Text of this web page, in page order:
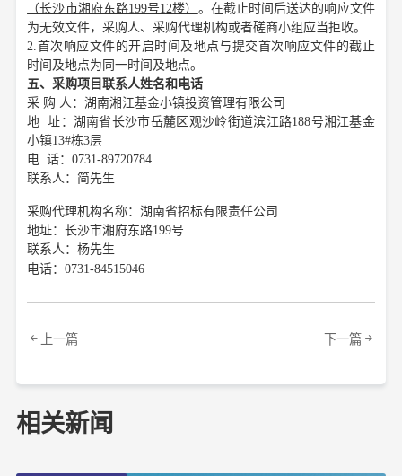
（长沙市湘府东路199号12楼） 。在截止时间后送达的响应文件
为无效文件，采购人、采购代理机构或者磋商小组应当拒收。
2.首次响应文件的开启时间及地点与提交首次响应文件的截止
时间及地点为同一时间及地点。
五、采购项目联系人姓名和电话
采 购 人：湖南湘江基金小镇投资管理有限公司
地
址：湖南省长沙市岳麓区观沙岭街道滨江路188号湘江基金
小镇13#栋3层
电 话：0731-89720784
联系人：简先生
采购代理机构名称：湖南省招标有限责任公司
地址：长沙市湘府东路199号
联系人：杨先生
电话：0731-84515046
上一篇 下一篇
相关新闻